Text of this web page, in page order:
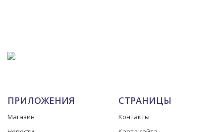
ПРИЛОЖЕНИЯ
Магазин
СТРАНИЦЫ
Контакты